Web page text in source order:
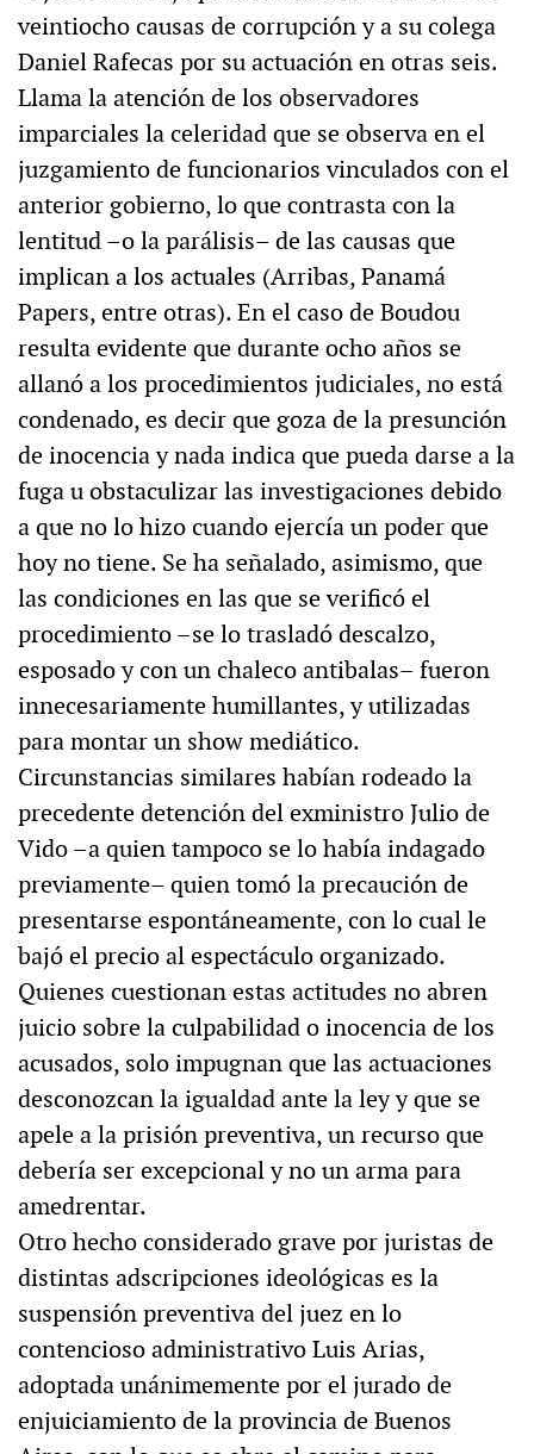
veintiocho causas de corrupción y a su colega
Daniel Rafecas por su actuación en otras seis.
Llama la atención de los observadores
imparciales la celeridad que se observa en el
juzgamiento de funcionarios vinculados con el
anterior gobierno, lo que contrasta con la
lentitud –o la parálisis– de las causas que
implican a los actuales (Arribas, Panamá
Papers, entre otras). En el caso de Boudou
resulta evidente que durante ocho años se
allanó a los procedimientos judiciales, no está
condenado, es decir que goza de la presunción
de inocencia y nada indica que pueda darse a la
fuga u obstaculizar las investigaciones debido
a que no lo hizo cuando ejercía un poder que
hoy no tiene. Se ha señalado, asimismo, que
las condiciones en las que se verificó el
procedimiento –se lo trasladó descalzo,
esposado y con un chaleco antibalas– fueron
innecesariamente humillantes, y utilizadas
para montar un show mediático.
Circunstancias similares habían rodeado la
precedente detención del exministro Julio de
Vido –a quien tampoco se lo había indagado
previamente– quien tomó la precaución de
presentarse espontáneamente, con lo cual le
bajó el precio al espectáculo organizado.
Quienes cuestionan estas actitudes no abren
juicio sobre la culpabilidad o inocencia de los
acusados, solo impugnan que las actuaciones
desconozcan la igualdad ante la ley y que se
apele a la prisión preventiva, un recurso que
debería ser excepcional y no un arma para
amedrentar.
Otro hecho considerado grave por juristas de
distintas adscripciones ideológicas es la
suspensión preventiva del juez en lo
contencioso administrativo Luis Arias,
adoptada unánimemente por el jurado de
enjuiciamiento de la provincia de Buenos